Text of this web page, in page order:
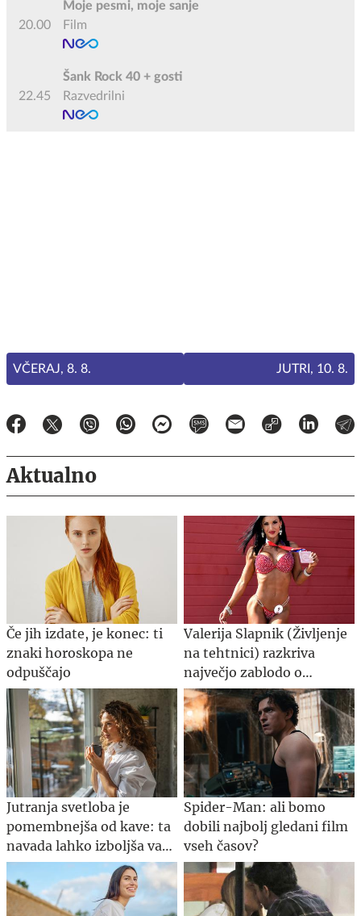
20.00
Moje pesmi, moje sanje
Film
22.45
Šank Rock 40 + gosti
Razvedrilni
VČERAJ, 8. 8. JUTRI, 10. 8.
Aktualno
Če jih izdate, je konec: ti
znaki horoskopa ne
odpuščajo
Valerija Slapnik (Življenje
na tehtnici) razkriva
največjo zablodo o
hujšanju, ki ji mnogi
verjamejo
Jutranja svetloba je
pomembnejša od kave: ta
navada lahko izboljša vaš
spanec
Spider-Man: ali bomo
dobili najbolj gledani film
vseh časov?